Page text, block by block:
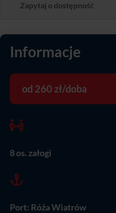
Zapytaj o dostępność
Informacje
od 260 zł/doba

8 os. załogi

Port: Róża Wiatrów